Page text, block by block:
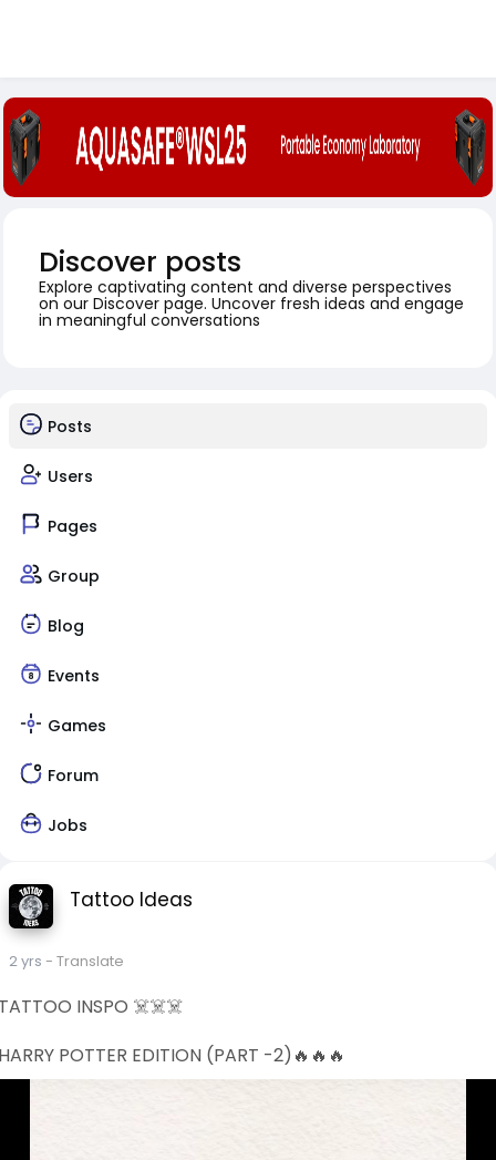
Discover posts
Explore captivating content and diverse perspectives
on our Discover page. Uncover fresh ideas and engage
in meaningful conversations
Posts
Users
Pages
Group
Blog
Events
Games
Forum
Jobs
Tattoo Ideas
2 yrs - Translate
INSPO ☠️☠️☠️
POTTER EDITION (PART -2)🔥🔥🔥